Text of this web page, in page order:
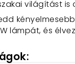
világítást is
lámpát, és